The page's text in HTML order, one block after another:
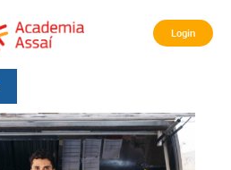
Login